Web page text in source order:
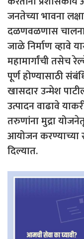
जनतेच्या भावना
दळणवळणास चालना
जाळे निर्माण व्हावे
महामार्गांची तसेच
पूर्ण होण्यासाठी
खासदार उन्मेश
उत्पादन वाढावे
तरुणांना मुद्रा
आयोजन करण्याच्या
दिल्यात.